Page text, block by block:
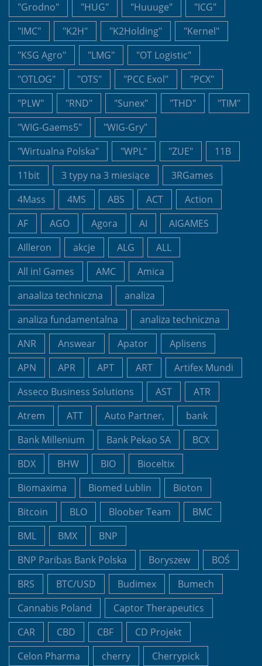
"Grodno"
"HUG" "Huuuge"
"ICG"
"IMC"
"K2H" "K2Holding"
"Kernel"
"KSG Agro"
"LMG"
"OT Logistic"
"OTLOG"
"OTS" "PCC Exol"
"PCX"
"PLW"
"RND" "Sunex" "THD"
"TIM"
"WIG-Gaems5"
"WIG-Gry"
"Wirtualna Polska"
"WPL" "ZUE"
11B
11bit
3 typy na 3 miesiące
3RGames
4Mass
4MS ABS ACT
Action
AF
AGO Agora AI
AIGAMES
AIlleron
akcje ALG
ALL
All in! Games
AMC
Amica
anaaliza techniczna
analiza
analiza fundamentalna
analiza techniczna
ANR
Answear Apator
Aplisens
APN
APR APT ART
Artifex Mundi
Asseco Business Solutions
AST
ATR
Atrem
ATT Auto Partner,
bank
Bank Millenium
Bank Pekao SA
BCX
BDX
BHW BIO
Bioceltix
Biomaxima
Biomed Lublin
Bioton
Bitcoin
BLO Bloober Team
BMC
BML
BMX
BNP
BNP Paribas Bank Polska
Boryszew
BOŚ
BRS
BTC/USD Budimex
Bumech
Cannabis Poland
Captor Therapeutics
CAR
CBD CBF
CD Projekt
Celon Pharma
cherry Cherrypick